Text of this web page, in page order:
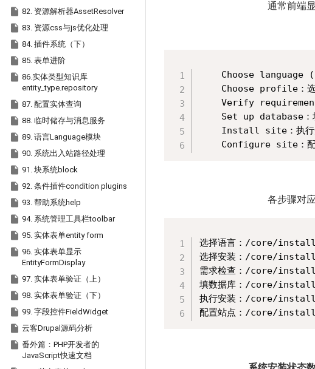
 82. 资源解析器AssetResolver
 83. 资源css与js优化处理
 84. 插件系统（下）
 85. 表单进阶
 86.实体类型知识库
entity_type.repository
 87. 配置实体查询
 88. 临时储存与消息服务
 89. 语言Language模块
 90. 系统出入站路径处理
 91. 块系统block
 92. 条件插件condition plugins
 93. 帮助系统help
 94. 系统管理工具栏toolbar
 95. 实体表单entity form
 96. 实体表单显示
EntityFormDisplay
 97. 实体表单验证（上）
 98. 实体表单验证（下）
 99. 字段控件FieldWidget
 云客Drupal源码分析
 番外篇：PHP开发者的
JavaScript快速文档
通常前端
Choose language
Choose profile：选
Verify
Set up database：
Install site：执行
各步骤对
选择语言：/core/
选择安装：/core/
需求检查：/core/
填数据库：/core/
执行安装：/core/